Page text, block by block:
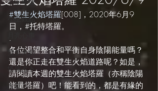
小巫觀點
雙生火焰
塔羅占卜
占星101
#雙生火焰塔羅[008]，2020年6月9
日，#托特塔羅。
.
各位渴望整合和平衡自身陰陽能量嗎？
還是你正走在雙生火焰道路呢？如是，
請閱讀本週的雙生火焰塔羅（亦稱陰陽
能量塔羅）吧！能看到的，都是有緣的